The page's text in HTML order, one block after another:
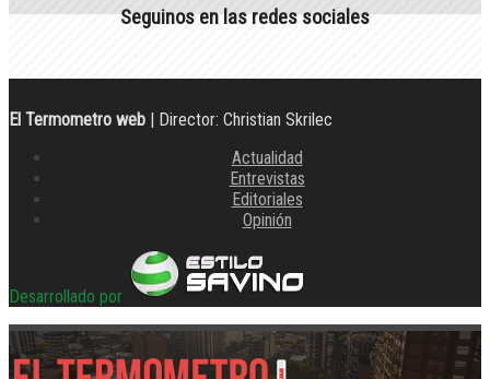
Seguinos en las redes sociales
El Termometro web | Director: Christian Skrilec
Actualidad
Entrevistas
Editoriales
Opinión
Desarrollado por